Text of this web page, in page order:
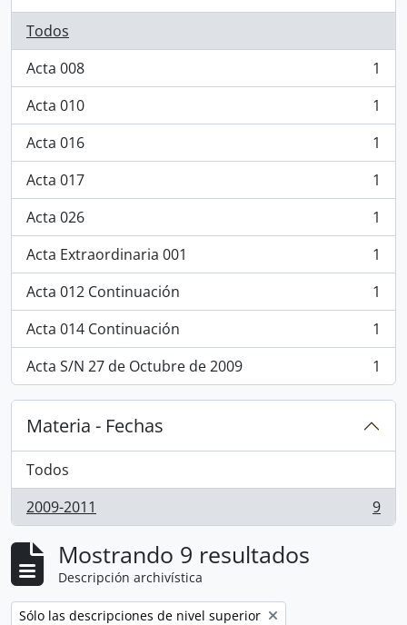
Todos
Acta 008
, 1 resultados
1
Acta 010
, 1 resultados
1
Acta 016
, 1 resultados
1
Acta 017
, 1 resultados
1
Acta 026
, 1 resultados
1
Acta Extraordinaria 001
, 1 resultados
1
Acta 012 Continuación
, 1 resultados
1
Acta 014 Continuación
, 1 resultados
1
Acta S/N 27 de Octubre de 2009
, 1 resultados 1
Materia - Fechas
Todos
2009-2011
, 9 resultados 9
Mostrando 9 resultados
Descripción archivística
Remove filter:
Sólo las descripciones de nivel superior